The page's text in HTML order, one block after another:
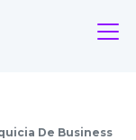
De Business